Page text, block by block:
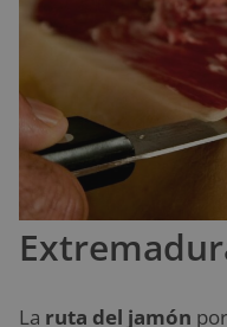
La ruta del jamón